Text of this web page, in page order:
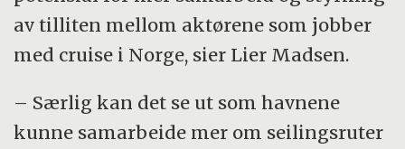
av tilliten mellom aktørene som jobber
med cruise i Norge, sier Lier Madsen.
– Særlig kan det se ut som havnene
kunne samarbeide mer om seilingsruter